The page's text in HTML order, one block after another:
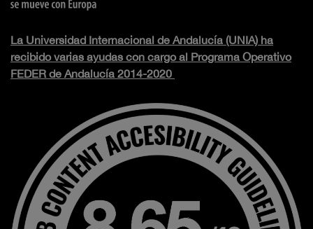
La Universidad Internacional de Andalucía (UNIA) ha
recibido varias ayudas con cargo al Programa Operativo
FEDER de Andalucía 2014-2020